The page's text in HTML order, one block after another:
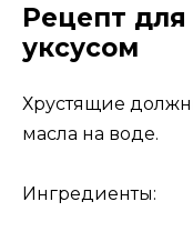
Рецепт для
уксусом
Хрустящие
масла на воде.
Ингредиенты: